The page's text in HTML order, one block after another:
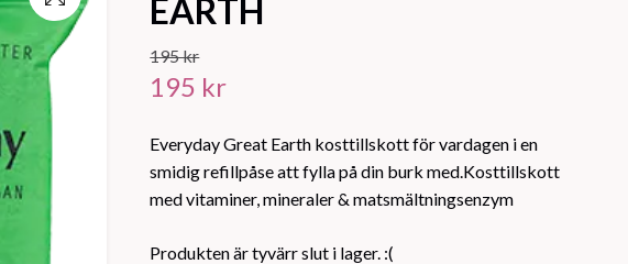
EARTH
195 kr
195 kr
Everyday Great Earth kosttillskott för vardagen i en
smidig refillpåse att fylla på din burk med.Kosttillskott
med vitaminer, mineraler & matsmältningsenzym
Produkten är tyvärr slut i lager. :(